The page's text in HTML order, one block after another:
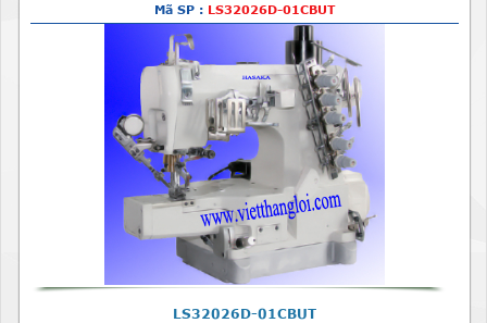
Mã SP : LS32026D-01CBUT
LS32026D-01CBUT